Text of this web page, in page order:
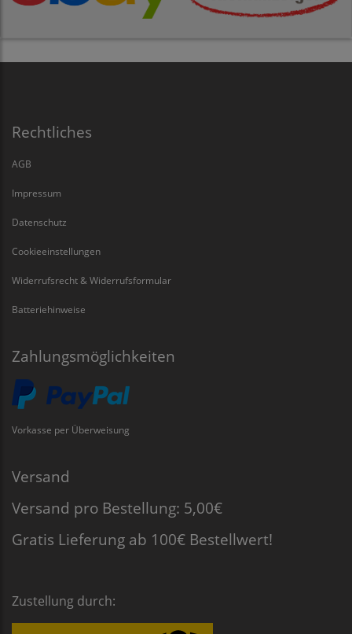
Rechtliches
AGB
Impressum
Datenschutz
Cookieeinstellungen
Widerrufsrecht & Widerrufsformular
Batteriehinweise
Zahlungsmöglichkeiten
Vorkasse per Überweisung
Versand
Versand pro Bestellung: 5,00€
Gratis Lieferung ab 100€ Bestellwert!
Zustellung durch: